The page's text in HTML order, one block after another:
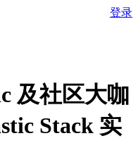
登录
及社区大咖
Stack 实